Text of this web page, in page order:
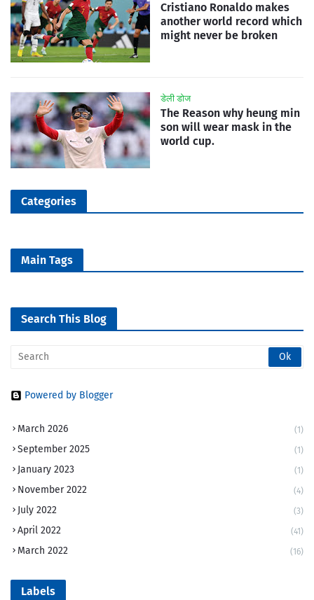
Cristiano Ronaldo makes
another world record which
might never be broken
डेली डोज
The Reason why heung min
son will wear mask in the
world cup.
Categories
Main Tags
Search This Blog
Powered by Blogger
March 2026 (1)
September 2025 (1)
January 2023 (1)
November 2022 (4)
July 2022 (3)
April 2022 (41)
March 2022 (16)
Labels